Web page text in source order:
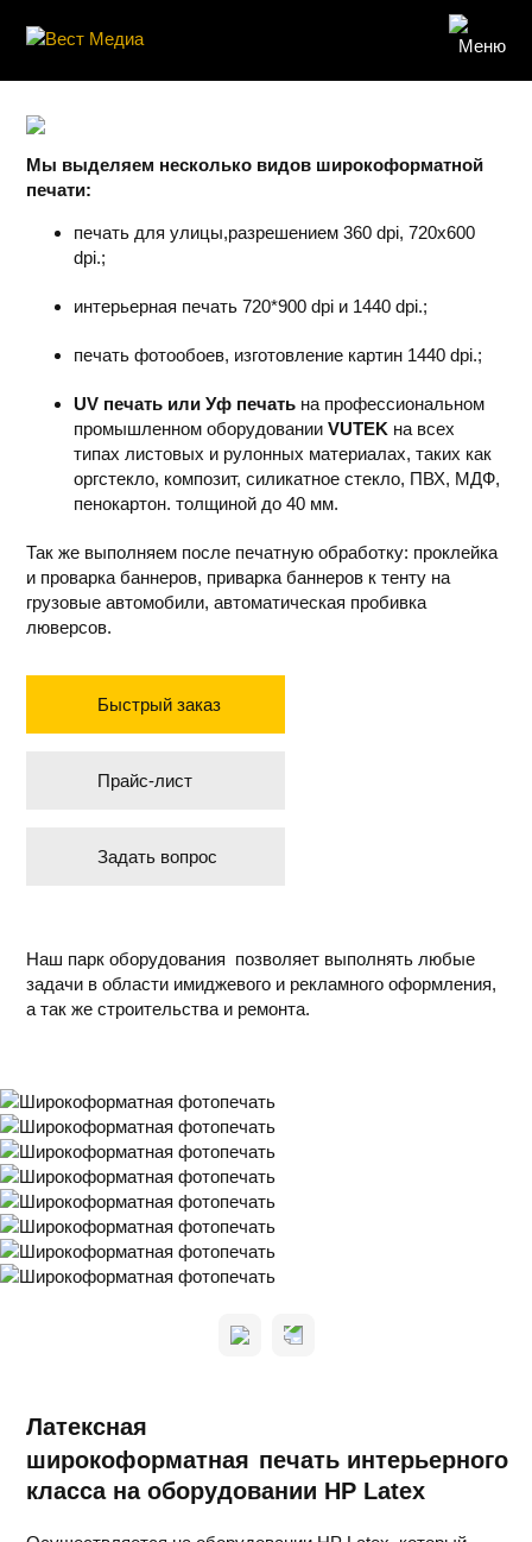
Мы выделяем несколько видов широкоформатной
печати:
печать для улицы,разрешением 360 dpi, 720х600
dpi.;
интерьерная печать 720*900 dpi и 1440 dpi.;
печать фотообоев, изготовление картин 1440 dpi.;
UV печать или Уф печать на профессиональном
промышленном оборудовании VUTEK на всех
типах листовых и рулонных материалах, таких как
оргстекло, композит, силикатное стекло, ПВХ, МДФ,
пенокартон. толщиной до 40 мм.
Так же выполняем после печатную обработку: проклейка
и проварка баннеров, приварка баннеров к тенту на
грузовые автомобили, автоматическая пробивка
люверсов.
Быстрый заказ
Прайс-лист
Задать вопрос
Наш парк оборудования позволяет выполнять любые
задачи в области имиджевого и рекламного оформления,
а так же строительства и ремонта.
Латексная
широкоформатная печать интерьерного
класса на оборудовании HP Latex